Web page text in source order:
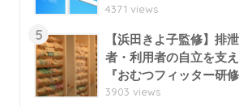
4371 views
5
【浜田きよ子監修】排
者・利用者の自立を支
『おむつフィッター研
3903 views